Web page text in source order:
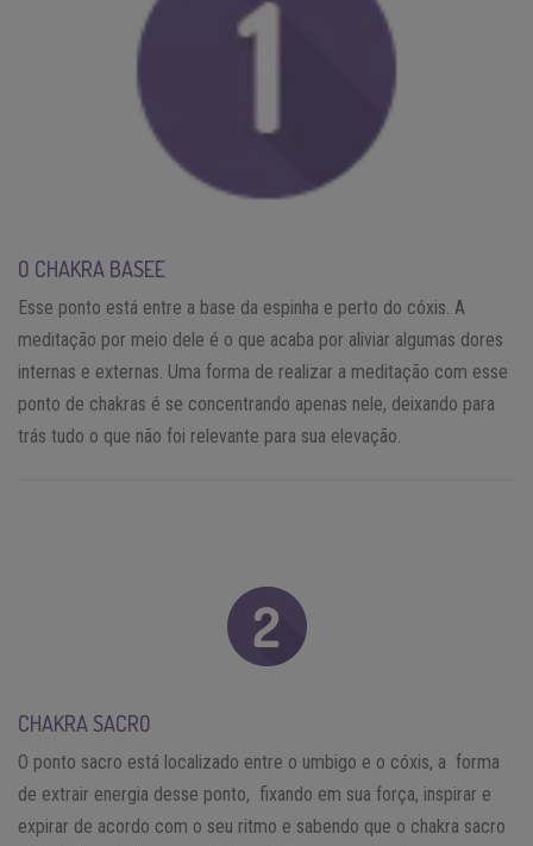
O CHAKRA BASEE
Esse ponto está entre a base da espinha e perto do cóxis. A
meditação por meio dele é o que acaba por aliviar algumas dores
internas e externas. Uma forma de realizar a meditação com esse
ponto de chakras é se concentrando apenas nele, deixando para
trás tudo o que não foi relevante para sua elevação.
CHAKRA SACRO
O ponto sacro está localizado entre o umbigo e o cóxis, a forma
de extrair energia desse ponto, fixando em sua força, inspirar e
expirar de acordo com o seu ritmo e sabendo que o chakra sacro